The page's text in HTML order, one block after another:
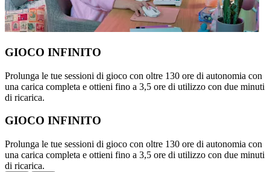
GIOCO INFINITO
Prolunga le tue sessioni di gioco con oltre 130 ore di autonomia con
una carica completa e ottieni fino a 3,5 ore di utilizzo con due minuti
di ricarica.
GIOCO INFINITO
Prolunga le tue sessioni di gioco con oltre 130 ore di autonomia con
una carica completa e ottieni fino a 3,5 ore di utilizzo con due minuti
di ricarica.